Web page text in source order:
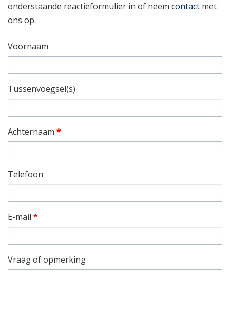
onderstaande reactieformulier in of neem contact met
ons op.
Voornaam
Tussenvoegsel(s)
Achternaam *
Telefoon
E-mail *
Vraag of opmerking